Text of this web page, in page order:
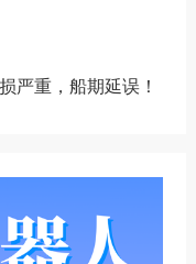
严重，船期延误！